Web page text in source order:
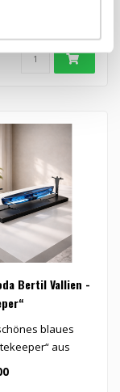
im Metallr..
Bertil Vallien -
blaues
aus
entworfen von